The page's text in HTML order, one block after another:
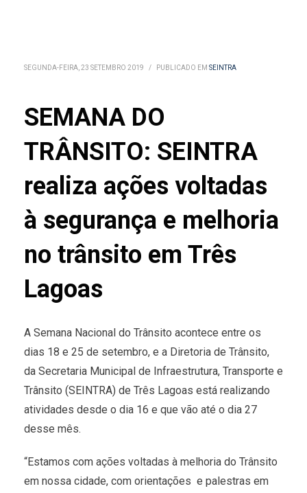
SEGUNDA-FEIRA, 23 SETEMBRO 2019 / PUBLICADO EM SEINTRA
SEMANA DO
TRÂNSITO: SEINTRA
realiza ações voltadas
à segurança e melhoria
no trânsito em Três
Lagoas
A Semana Nacional do Trânsito acontece entre os
dias 18 e 25 de setembro, e a Diretoria de Trânsito,
da Secretaria Municipal de Infraestrutura, Transporte e
Trânsito (SEINTRA) de Três Lagoas está realizando
atividades desde o dia 16 e que vão até o dia 27
desse mês.
“Estamos com ações voltadas à melhoria do Trânsito
em nossa cidade, com orientações e palestras em